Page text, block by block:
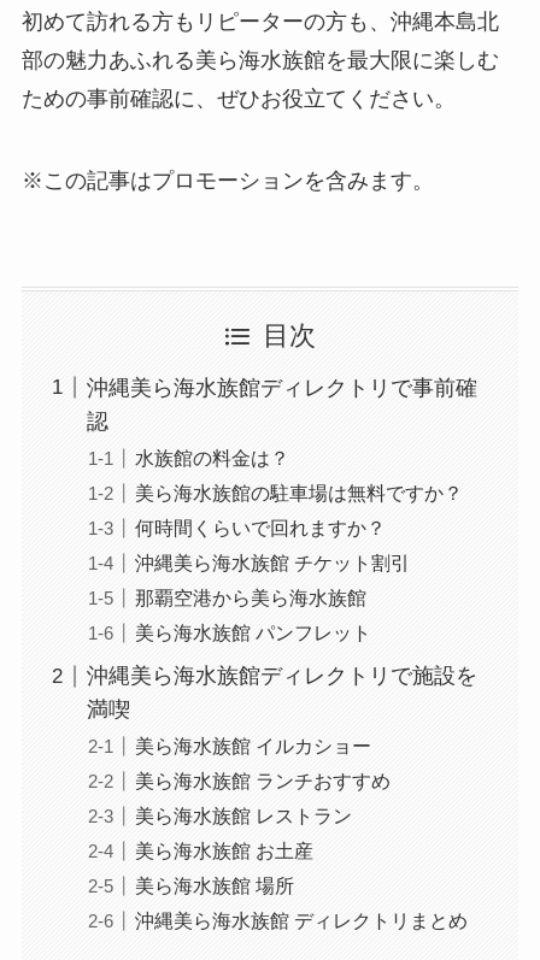
初めて訪れる方もリピーターの方も、沖縄本島北
部の魅力あふれる美ら海水族館を最大限に楽しむ
ための事前確認に、ぜひお役立てください。
※この記事はプロモーションを含みます。
目次
沖縄美ら海水族館ディレクトリで事前確
認
水族館の料金は？
美ら海水族館の駐車場は無料ですか？
何時間くらいで回れますか？
沖縄美ら海水族館 チケット割引
那覇空港から美ら海水族館
美ら海水族館 パンフレット
沖縄美ら海水族館ディレクトリで施設を
満喫
美ら海水族館 イルカショー
美ら海水族館 ランチおすすめ
美ら海水族館 レストラン
美ら海水族館 お土産
美ら海水族館 場所
沖縄美ら海水族館 ディレクトリまとめ